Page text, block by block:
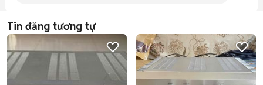
Tin đăng tương tự